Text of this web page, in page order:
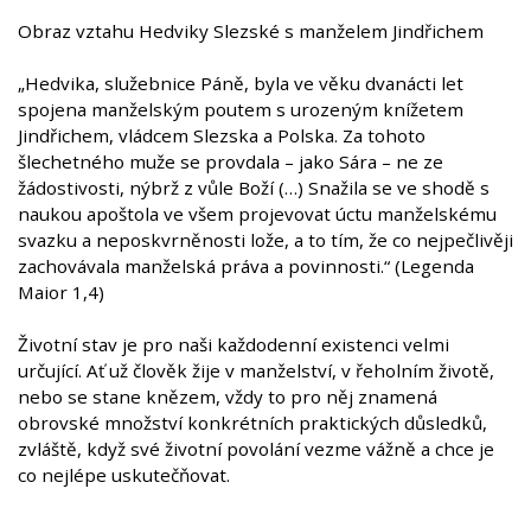
Obraz vztahu Hedviky Slezské s manželem Jindřichem
„Hedvika, služebnice Páně, byla ve věku dvanácti let
spojena manželským poutem s urozeným knížetem
Jindřichem, vládcem Slezska a Polska. Za tohoto
šlechetného muže se provdala – jako Sára – ne ze
žádostivosti, nýbrž z vůle Boží (…) Snažila se ve shodě s
naukou apoštola ve všem projevovat úctu manželskému
svazku a neposkvrněnosti lože, a to tím, že co nejpečlivěji
zachovávala manželská práva a povinnosti.“ (Legenda
Maior 1,4)
Životní stav je pro naši každodenní existenci velmi
určující. Ať už člověk žije v manželství, v řeholním životě,
nebo se stane knězem, vždy to pro něj znamená
obrovské množství konkrétních praktických důsledků,
zvláště, když své životní povolání vezme vážně a chce je
co nejlépe uskutečňovat.